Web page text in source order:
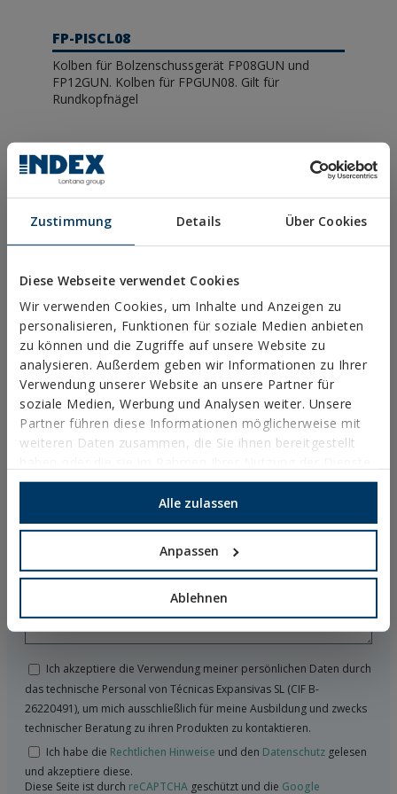
Zustimmung Details Über Cookies
Diese Webseite verwendet Cookies
Wir verwenden Cookies, um Inhalte und Anzeigen zu
personalisieren, Funktionen für soziale Medien anbieten
zu können und die Zugriffe auf unsere Website zu
analysieren. Außerdem geben wir Informationen zu Ihrer
Verwendung unserer Website an unsere Partner für
soziale Medien, Werbung und Analysen weiter. Unsere
Partner führen diese Informationen möglicherweise mit
weiteren Daten zusammen, die Sie ihnen bereitgestellt
gesammelt haben.
Alle zulassen
Anpassen
Ablehnen
FP-PISCL08
Kolben für Bolzenschussgerät FP08GUN und
FP12GUN. Kolben für FPGUN08. Gilt für
Rundkopfnägel
Fordern Sie weitere
Informationen an
Ich akzeptiere die Verwendung meiner persönlichen Daten durch
das technische Personal von Técnicas Expansivas SL (CIF B-
26220491), um mich ausschließlich für meine Ausbildung und zwecks
technischer Beratung zu ihren Produkten zu kontaktieren.
Ich habe die Rechtlichen Hinweise und den Datenschutz gelesen
und akzeptiere diese.
Diese Seite ist durch reCAPTCHA geschützt und die Google